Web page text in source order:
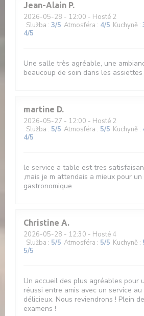
Jean-Alain P
2026-05-28 - 12:00 - Hosté 2
Služba : 3/5 Atmosféra : 4/5 Kuchyně :
4/5
Une salle très agréable, une
beaucoup de soin dans les assiettes
martine D
2026-05-27 - 12:00 - Hosté 2
Služba : 5/5 Atmosféra : 5/5 Kuchyně :
4/5
le service a table est tres
,mais je m attendais a mieux pour
gastronomique.
Christine A
2026-05-28 - 12:30 - Hosté 4
Služba : 5/5 Atmosféra : 5/5 Kuchyně :
5/5
Un accueil des plus agréables pour
réussi entre amis avec un service
délicieux. Nous reviendrons ! Plein
examens !